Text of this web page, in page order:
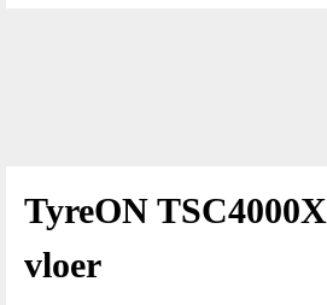
TyreON
vloer